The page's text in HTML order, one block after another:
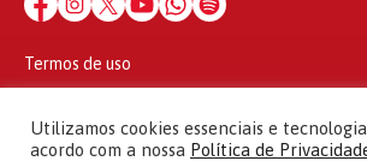
Termos de uso
© 2010 - 2026
Partido dos Trabalhadores Todos os direitos
Utilizamos cookies essenciais e
acordo com a nossa Política de